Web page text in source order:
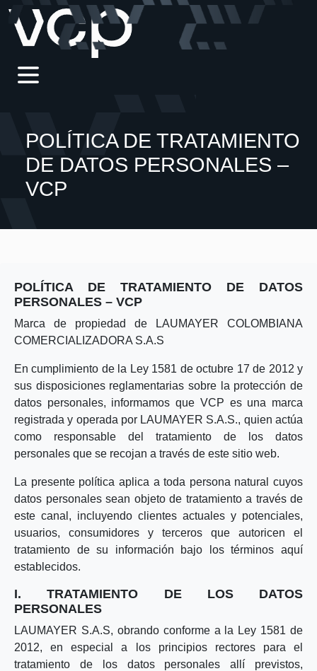
POLÍTICA DE TRATAMIENTO
DE DATOS PERSONALES –
VCP
POLÍTICA DE TRATAMIENTO DE DATOS
PERSONALES – VCP
Marca de propiedad de LAUMAYER COLOMBIANA
COMERCIALIZADORA S.A.S
En cumplimiento de la Ley 1581 de octubre 17 de 2012 y
sus disposiciones reglamentarias sobre la protección de
datos personales, informamos que VCP es una marca
registrada y operada por LAUMAYER S.A.S., quien actúa
como responsable del tratamiento de los datos
personales que se recojan a través de este sitio web.
La presente política aplica a toda persona natural cuyos
datos personales sean objeto de tratamiento a través de
este canal, incluyendo clientes actuales y potenciales,
usuarios, consumidores y terceros que autoricen el
tratamiento de su información bajo los términos aquí
establecidos.
I. TRATAMIENTO DE LOS DATOS
PERSONALES
LAUMAYER S.A.S, obrando conforme a la Ley 1581 de
2012, en especial a los principios rectores para el
tratamiento de los datos personales allí previstos,